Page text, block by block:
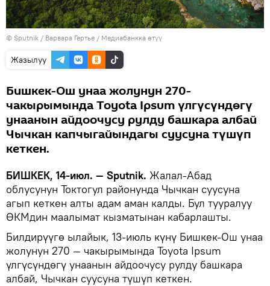
© Sputnik / Варвара Гертье / Медиабанкка өтүү
Жазылуу
Бишкек-Ош унаа жолунун 270-
чакырымында Toyota Ipsum үлгүсүндөгү
унаанын айдоочусу рулду башкара албай
Чычкан капчыгайындагы суусуна түшүп
кеткен.
БИШКЕК, 14-июл. — Sputnik. Жалал-Абад
облусунун Токтогул районунда Чычкан суусуна
агып кеткен алты адам аман калды. Бул тууралуу
ӨКМдин маалымат кызматынан кабарлашты.
Билдирүүгө ылайык, 13-июль күнү Бишкек-Ош унаа
жолунун 270 — чакырымында Toyota Ipsum
үлгүсүндөгү унаанын айдоочусу рулду башкара
албай, Чычкан суусуна түшүп кеткен.